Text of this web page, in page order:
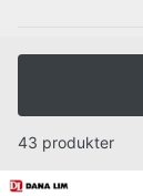
43 produkter